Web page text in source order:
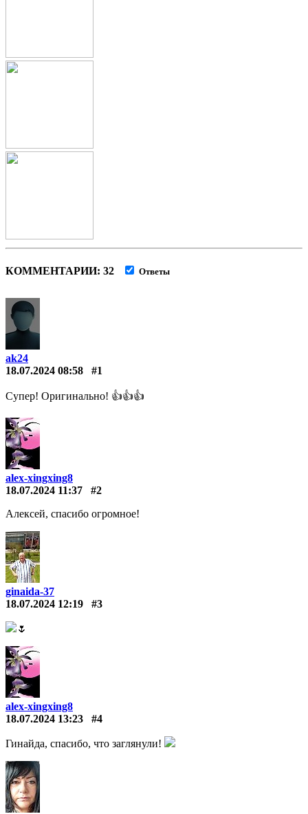
КОММЕНТАРИИ: 32 Ответы
ak24
18.07.2024 08:58
#1
Супер! Оригинально! 👍👍👍
alex-xingxing8
18.07.2024 11:37
#2
Алексей, спасибо огромное!
ginaida-37
18.07.2024 12:19
#3
🌷
alex-xingxing8
18.07.2024 13:23
#4
Гинайда, спасибо, что заглянули!